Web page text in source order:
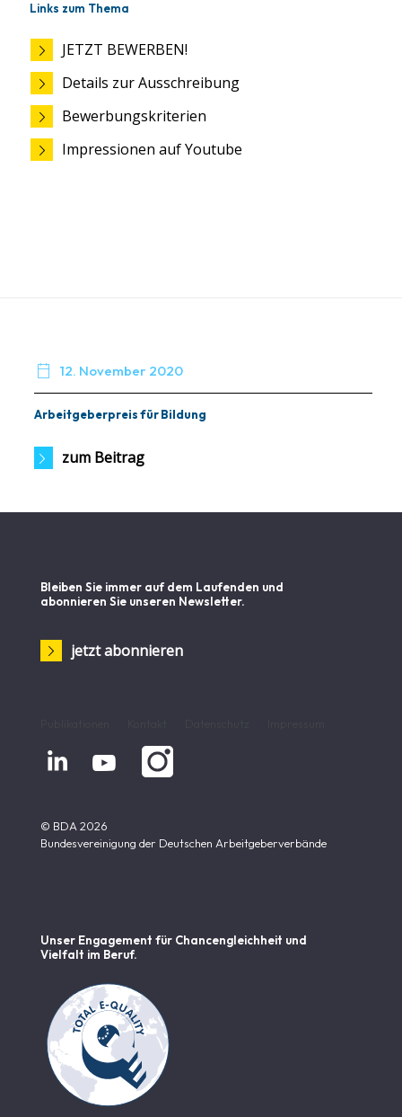
Links zum Thema
JETZT BEWERBEN!
Details zur Ausschreibung
Bewerbungskriterien
Impressionen auf Youtube
 12. November 2020
Arbeitgeberpreis für Bildung
zum Beitrag
Bleiben Sie immer auf dem Laufenden und
abonnieren Sie unseren Newsletter.
jetzt abonnieren
 
© BDA 2026
Bundesvereinigung der Deutschen Arbeitgeberverbände
Unser Engagement für Chancen­gleichheit und
Vielfalt im Beruf.